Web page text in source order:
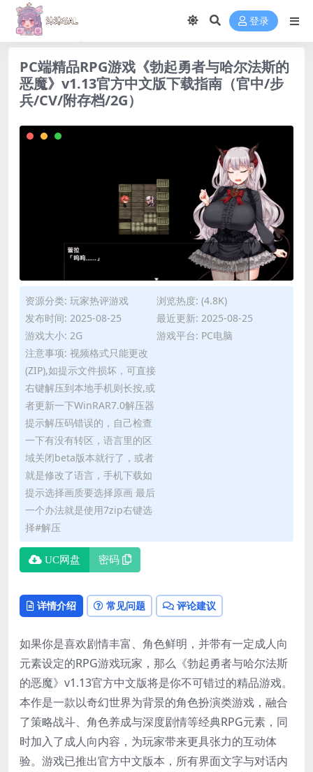
登录
PC端精品RPG游戏《勃起勇者与哈尔法斯的
恶魔》v1.13官方中文版下载指南（官中/步
兵/CV/附存档/2G）
资源分类: 玩家热评游戏
浏览热度: (4.8K)
发布时间: 2025-08-25
最近更新: 2025-08-25
游戏大小: 2G
游戏平台: PC电脑
注意事项: 视频格式只能更改
(ZIP),如提示文件损坏，可直接
右键解压到本地手机则长按,或
者更新一下WinRAR7.0解压器
提示解压码错误的，自己检查
一下有没有转区，语言里的区
域关闭beta版本就行了，或者
就是修改了语言，手机下载如
提示选择画质要选择原画 最后
一个办法就是使用7zip右键选
择#解压
UC网盘 密码
详情介绍 常见问题 评论建议
如果你是喜欢剧情丰富、角色鲜明，并带有一定成人向
元素设定的RPG游戏玩家，那么《勃起勇者与哈尔法斯
的恶魔》v1.13官方中文版将是你不可错过的精品游戏。
本作是一款以奇幻世界为背景的角色扮演类游戏，融合
了策略战斗、角色养成与深度剧情等经典RPG元素，同
时加入了成人向内容，为玩家带来更具张力的互动体
验。游戏已推出官方中文版本，所有界面文字与对话内